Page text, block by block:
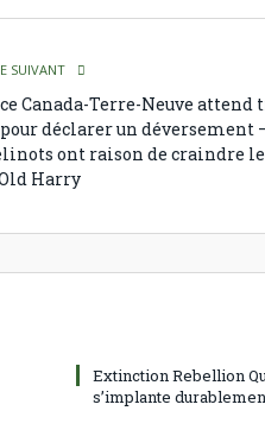
SUIVANT
Canada-Terre-Neuve attend
déclarer un déversement
ont raison de craindre
Harry
Extinction Rebellion
s’implante